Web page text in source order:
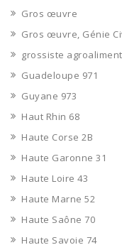
Gros œuvre
Gros œuvre, Génie
grossiste
Guadeloupe 971
Guyane 973
Haut Rhin 68
Haute Corse 2B
Haute Garonne 31
Haute Loire 43
Haute Marne 52
Haute Saône 70
Haute Savoie 74